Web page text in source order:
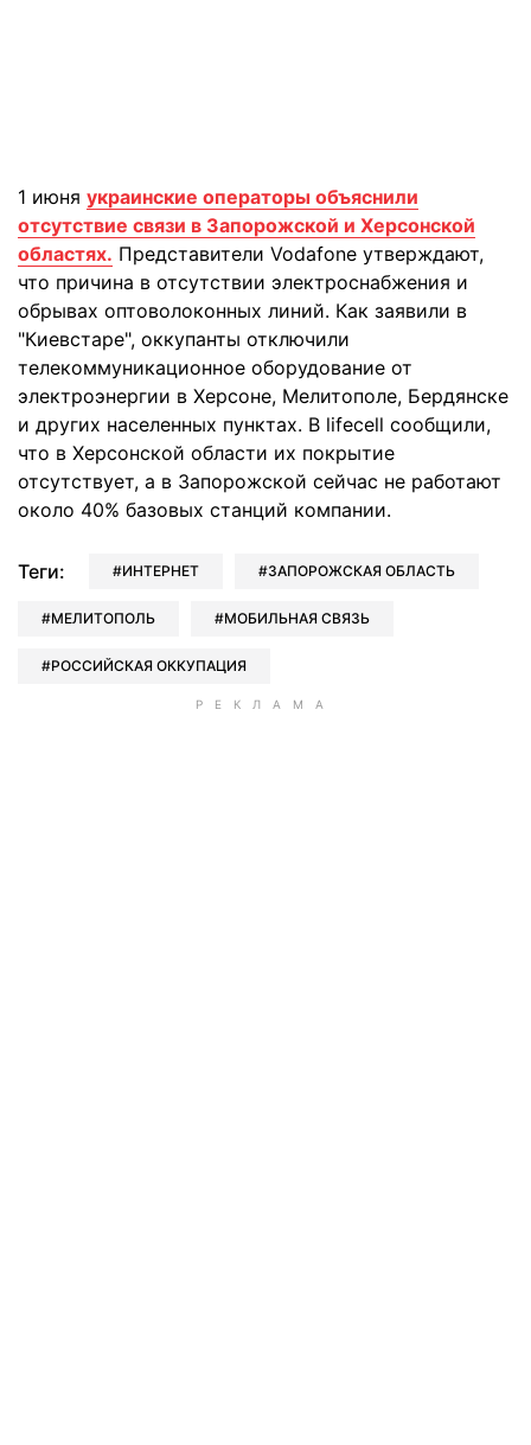
1 июня украинские операторы объяснили
отсутствие связи в Запорожской и Херсонской
областях. Представители Vodafone утверждают,
что причина в отсутствии электроснабжения и
обрывах оптоволоконных линий. Как заявили в
"Киевстаре", оккупанты отключили
телекоммуникационное оборудование от
электроэнергии в Херсоне, Мелитополе, Бердянске
и других населенных пунктах. В lifecell сообщили,
что в Херсонской области их покрытие
отсутствует, а в Запорожской сейчас не работают
около 40% базовых станций компании.
Теги: ИНТЕРНЕТ ЗАПОРОЖСКАЯ ОБЛАСТЬ
МЕЛИТОПОЛЬ МОБИЛЬНАЯ СВЯЗЬ
РОССИЙСКАЯ ОККУПАЦИЯ